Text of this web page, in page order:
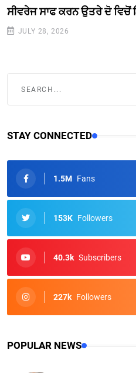
ਸੀਵਰੇਜ ਸਾਫ ਕਰਨ ਉਤਰੇ ਦੋ ਵਿਚੋਂ
JULY 28, 2026
STAY CONNECTED
1.5M Fans
153K Followers
40.3k Subscribers
227k Followers
POPULAR NEWS